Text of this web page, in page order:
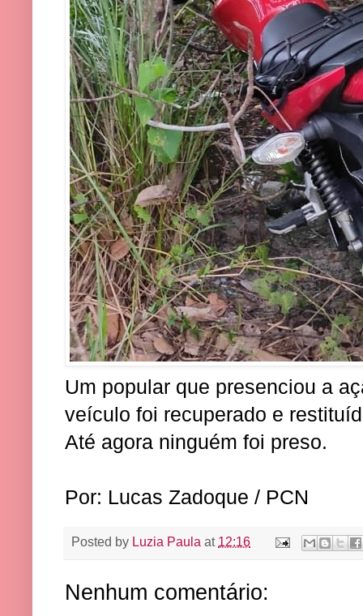
Um popular que presenciou a
veículo foi recuperado e
Até agora ninguém foi preso.
Por: Lucas Zadoque / PCN
Posted by Luzia Paula at 12:16
Nenhum comentário: